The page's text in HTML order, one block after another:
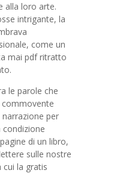
alla loro arte.
intrigante, la
come un
mai pdf ritratto
le parole che
commovente
per
condizione
di un libro,
sulle nostre
cui la gratis